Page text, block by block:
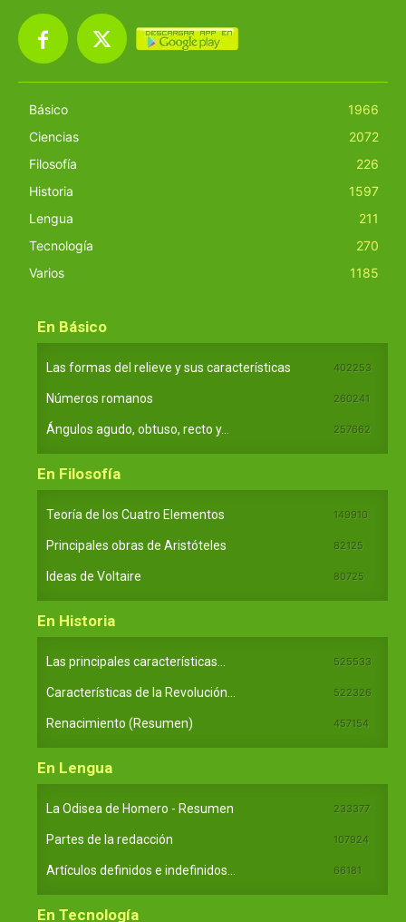
Básico
1966
Ciencias
2072
Filosofía
226
Historia
1597
Lengua
211
Tecnología
270
Varios
1185
En Básico
Las formas del relieve y sus características 402253
Números romanos 260241
Ángulos agudo, obtuso, recto y... 257662
En Filosofía
Teoría de los Cuatro Elementos 149910
Principales obras de Aristóteles 82125
Ideas de Voltaire 80725
En Historia
Las principales características... 525533
Características de la Revolución... 522326
Renacimiento (Resumen) 457154
En Lengua
La Odisea de Homero - Resumen 233377
Partes de la redacción 107924
Artículos definidos e indefinidos... 66181
En Tecnología